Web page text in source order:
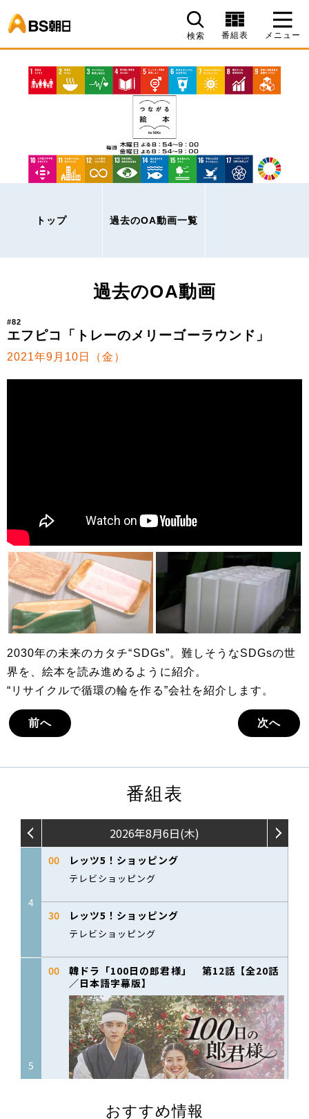
検索 番組表 メニュー
トップ 過去のOA動画一覧
過去のOA動画
#82
エフピコ「トレーのメリーゴーラウンド」
2021年9月10日（金）
2030年の未来のカタチ“SDGs”。難しそうなSDGsの世
界を、絵本を読み進めるように紹介。
“リサイクルで循環の輪を作る”会社を紹介します。
前へ 次へ
番組表
おすすめ情報